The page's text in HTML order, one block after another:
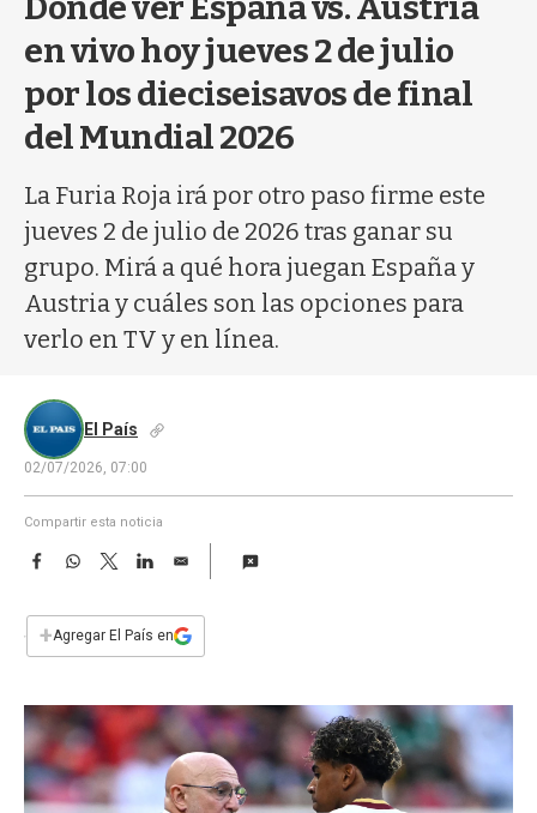
en vivo hoy jueves 2 de julio
por los dieciseisavos de final
del Mundial 2026
La Furia Roja irá por otro paso firme este
jueves 2 de julio de 2026 tras ganar su
grupo. Mirá a qué hora juegan España y
Austria y cuáles son las opciones para
verlo en TV y en línea.
El País
02/07/2026, 07:00
Compartir esta noticia
F
e
b
k
W
s
p
T
w
t
L
n
E
i
l
+Agregar El País en